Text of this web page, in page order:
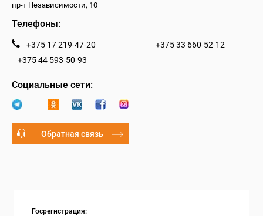
пр-т Независимости, 10
Телефоны:
+375 17 219-47-20
+375 33 660-52-12
+375 44 593-50-93
Социальные сети:
Обратная связь
Госрегистрация: